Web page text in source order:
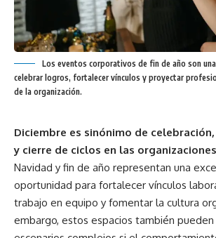
Los eventos corporativos de fin de año son
celebrar logros, fortalecer vínculos y proyectar
de la organización.
Diciembre es sinónimo de
y cierre de ciclos en las
Navidad y fin de año representan una
oportunidad para fortalecer vínculos
trabajo en equipo y fomentar la cultura
embargo, estos espacios también